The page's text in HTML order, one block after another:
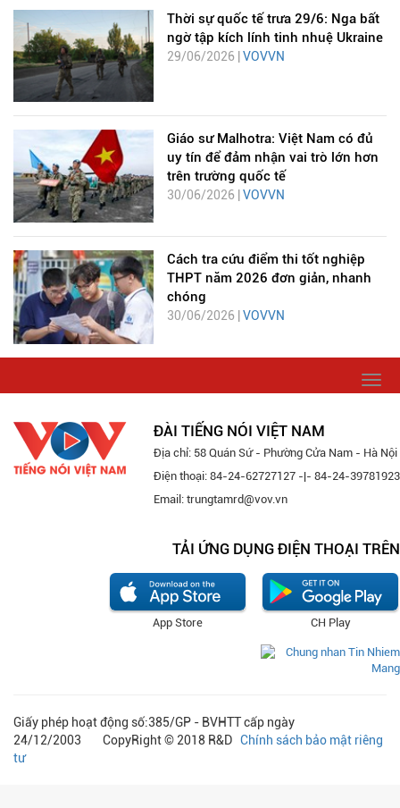
Thời sự quốc tế trưa 29/6: Nga bất
ngờ tập kích lính tinh nhuệ Ukraine
29/06/2026 | VOVVN
Giáo sư Malhotra: Việt Nam có đủ
uy tín để đảm nhận vai trò lớn hơn
trên trường quốc tế
30/06/2026 | VOVVN
Cách tra cứu điểm thi tốt nghiệp
THPT năm 2026 đơn giản, nhanh
chóng
30/06/2026 | VOVVN
ĐÀI TIẾNG NÓI VIỆT NAM
Địa chỉ: 58 Quán Sứ - Phường Cửa Nam - Hà Nội
Điện thoại: 84-24-62727127 -|- 84-24-39781923
Email: trungtamrd@vov.vn
TẢI ỨNG DỤNG ĐIỆN THOẠI TRÊN
CH Play
App Store
Giấy phép hoạt động số:385/GP - BVHTT cấp ngày
24/12/2003 CopyRight © 2018 R&D Chính sách bảo mật riêng
tư